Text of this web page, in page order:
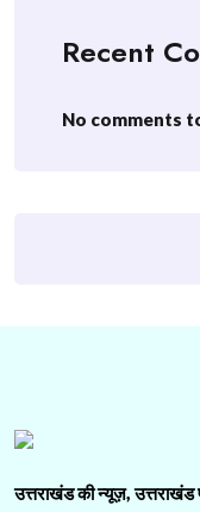
Recent
No comments
उत्तराखंड की न्यूज़, उत्तराखंड